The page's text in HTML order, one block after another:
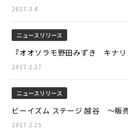
2017.3.4
ニュースリリース
『オオソラモ野田みずき キナ
2017.2.27
ニュースリリース
ビーイズム ステージ 越谷 ～販
2017.2.25